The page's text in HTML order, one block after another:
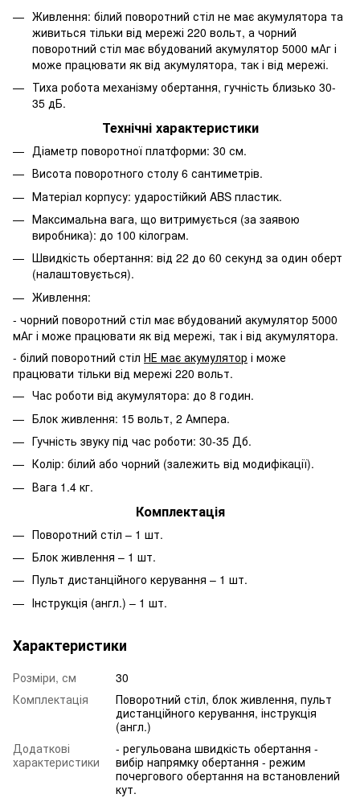
Живлення: білий поворотний стіл не має акумулятора та
живиться тільки від мережі 220 вольт, а чорний
поворотний стіл має вбудований акумулятор 5000 мАг і
може працювати як від акумулятора, так і від мережі.
Тиха робота механізму обертання, гучність близько 30-
35 дБ.
Технічні характеристики
Діаметр поворотної платформи: 30 см.
Висота поворотного столу 6 сантиметрів.
Матеріал корпусу: ударостійкий ABS пластик.
Максимальна вага, що витримується (за заявою
виробника): до 100 кілограм.
Швидкість обертання: від 22 до 60 секунд за один оберт
(налаштовується).
Живлення:
- чорний поворотний стіл має вбудований акумулятор 5000
мАг і може працювати як від мережі, так і від акумулятора.
- білий поворотний стіл НЕ має акумулятор і може
працювати тільки від мережі 220 вольт.
Час роботи від акумулятора: до 8 годин.
Блок живлення: 15 вольт, 2 Ампера.
Гучність звуку під час роботи: 30-35 Дб.
Колір: білий або чорний (залежить від модифікації).
Вага 1.4 кг.
Комплектація
Поворотний стіл – 1 шт.
Блок живлення – 1 шт.
Пульт дистанційного керування – 1 шт.
Інструкція (англ.) – 1 шт.
Характеристики
Розміри, см
30
Комплектація
Поворотний стіл, блок живлення, пульт
дистанційного керування, інструкція
(англ.)
Додаткові
характеристики
- регульована швидкість обертання -
вибір напрямку обертання - режим
почергового обертання на встановлений
кут.